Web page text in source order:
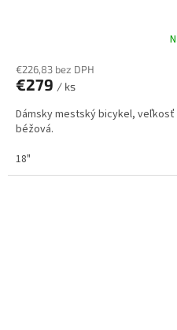
€226,83 bez DPH
€279 / ks
Dámsky mestský bicykel,
béžová.
18"